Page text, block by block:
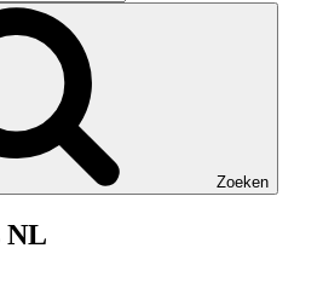
Zoeken
NL